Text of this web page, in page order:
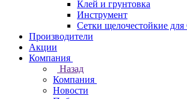
Клей и грунтовка
Инструмент
Сетки щелочестойкие
Производители
Акции
Компания
Назад
Компания
Новости